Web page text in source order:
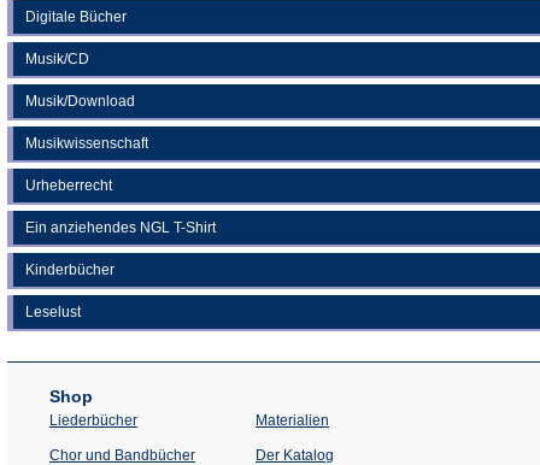
Digitale Bücher
Musik/CD
Musik/Download
Musikwissenschaft
Urheberrecht
Ein anziehendes NGL T-Shirt
Kinderbücher
Leselust
Shop
Liederbücher
Chor und Bandbücher
Materialien
Der Katalog